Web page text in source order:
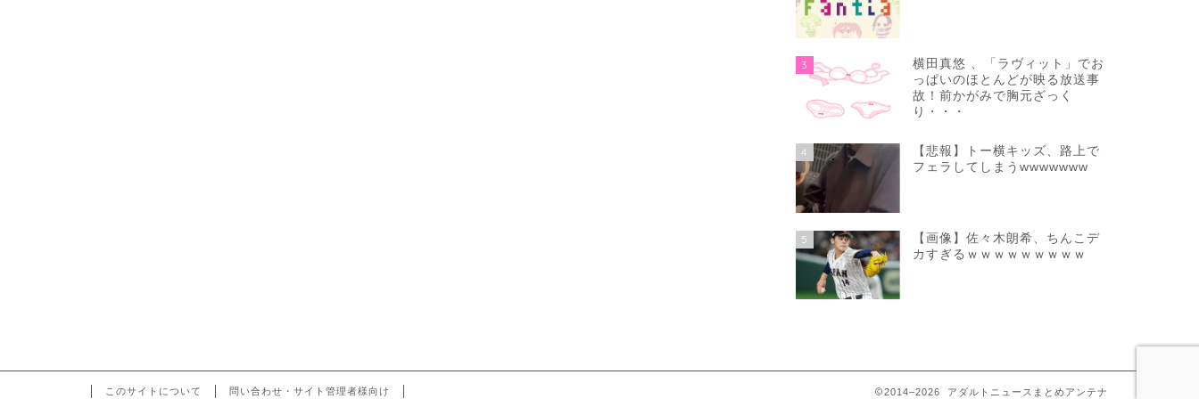
3
横田真悠 、「ラヴィット」でお
っぱいのほとんどが映る放送事
故！前かがみで胸元ざっく
り・・・
4
【悲報】トー横キッズ、路上で
フェラしてしまうwwwwwww
5
【画像】佐々木朗希、ちんこデ
カすぎるｗｗｗｗｗｗｗｗｗ
このサイトについて 問い合わせ・サイト管理者様向け 2014–2026 アダルトニュースまとめアンテナ